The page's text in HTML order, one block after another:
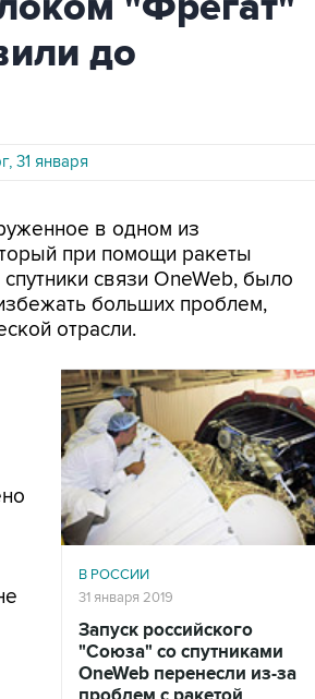
до
31 января
в одном из
при помощи ракеты
связи OneWeb, было
больших проблем,
отрасли.
В РОССИИ
31 января 2019
Запуск российского
"Союза" со спутниками
OneWeb перенесли из-за